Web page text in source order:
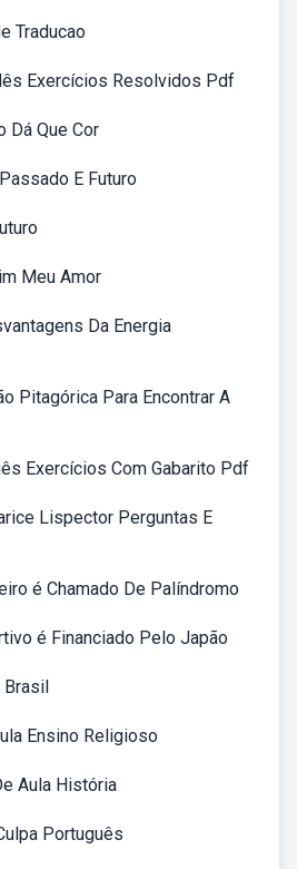
Traducao
Exercícios Resolvidos Pdf
Dá Que Cor
E Futuro
Meu Amor
Da Energia
Pitagórica Para Encontrar A
Exercícios Com Gabarito Pdf
Lispector Perguntas E
é Chamado De Palíndromo
é Financiado Pelo Japão
Brasil
Ensino Religioso
Aula História
Português